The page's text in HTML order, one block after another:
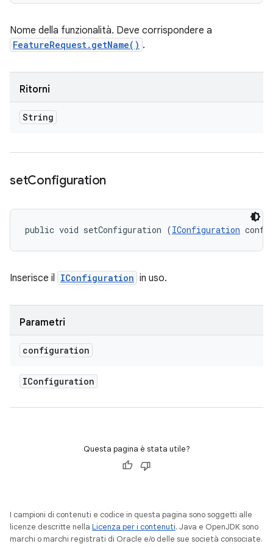
Nome della funzionalità. Deve corrispondere a
FeatureRequest.getName() .
Ritorni
String
setConfiguration
public void setConfiguration (IConfiguration
Inserisce il IConfiguration in uso.
Parametri
configuration
IConfiguration
Questa pagina è stata utile?
I campioni di contenuti e codice in questa pagina sono soggetti alle
licenze descritte nella Licenza per i contenuti. Java e OpenJDK sono
marchi o marchi registrati di Oracle e/o delle sue società consociate.